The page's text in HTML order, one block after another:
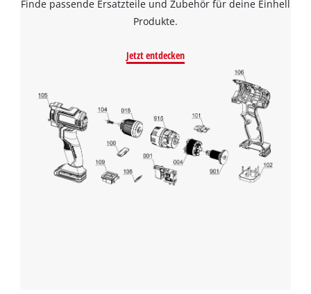
Finde passende Ersatzteile und Zubehör für deine Einhell
Produkte.
Jetzt entdecken